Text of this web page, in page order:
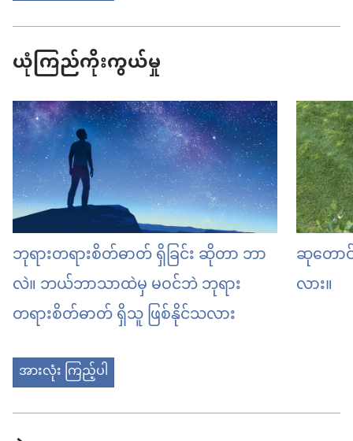
ယုံကြည်ကိုးကွယ်မှု
ဘုရားတရားစိတ်ဓာတ် ရှိခြင်း ဆိုတာ ဘာ
လဲ။ ဘယ်ဘာသာထဲမှ မဝင်ဘဲ ဘုရား
တရားစိတ်ဓာတ် ရှိသူ ဖြစ်နိုင်သလား
ဆုတော
လား။
အားလုံး ကြည့်ပါ